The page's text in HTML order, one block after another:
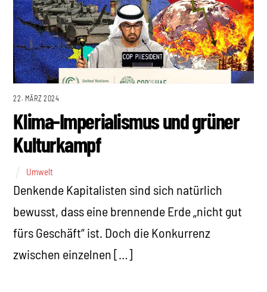
22. MÄRZ 2024
Klima-Imperialismus und grüner
Kulturkampf
Umwelt
Denkende Kapitalisten sind sich natürlich
bewusst, dass eine brennende Erde „nicht gut
fürs Geschäft“ ist. Doch die Konkurrenz
zwischen einzelnen […]